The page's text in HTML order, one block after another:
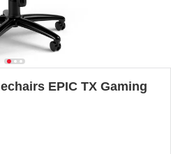
EPIC TX Gaming